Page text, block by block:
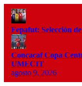
Fepafut: Selección
Concacaf Copa
UMECIT
agosto 9, 2026